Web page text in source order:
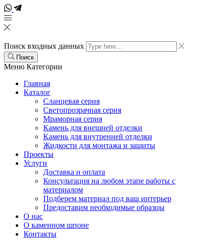
Поиск входных данных
Поиск
Меню Категории
Главная
Каталог
Сланцевая серия
Светопрозрачная серия
Мраморная серия
Камень для внешней отделки
Камень для внутренней отделки
Жидкости для монтажа и защиты
Проекты
Услуги
Доставка и оплата
Консультация на любом этапе работы с
материалом
Подберем материал под ваш интерьер
Предоставим необходимые образцы
О нас
О каменном шпоне
Контакты